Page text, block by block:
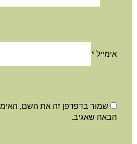
אימייל *
שמור בדפדפן זה את השם,
הבאה שאגיב.